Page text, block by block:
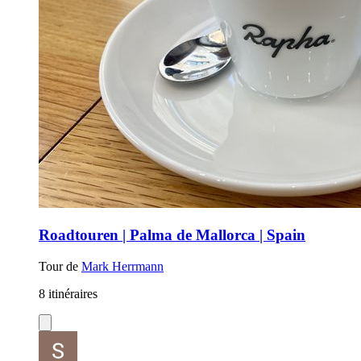
Roadtouren | Palma de Mallorca | Spain
Tour de Mark Herrmann
8 itinéraires